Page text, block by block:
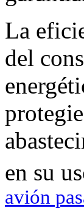
La
del
en su
avión